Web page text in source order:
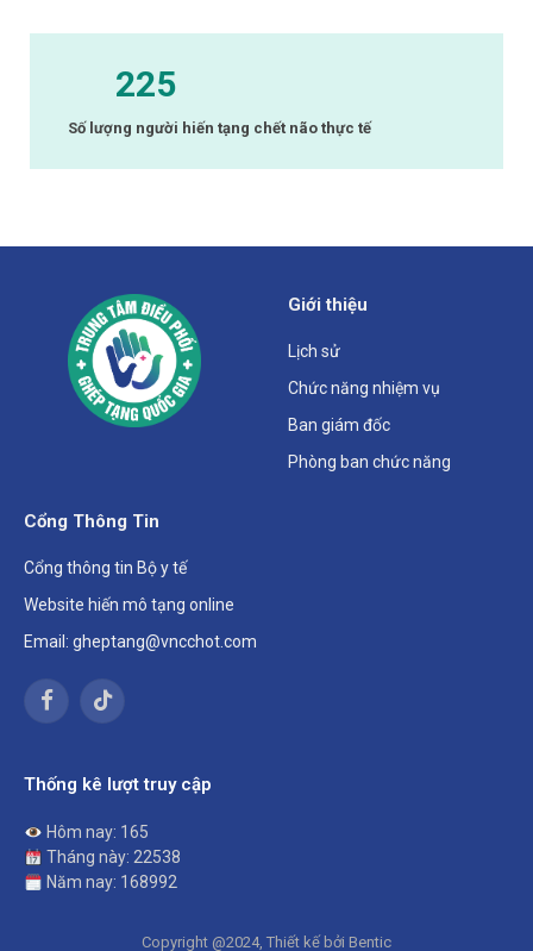
225
Số lượng người hiến tạng chết não thực tế
Giới thiệu
Lịch sử
Chức năng nhiệm vụ
Ban giám đốc
Phòng ban chức năng
Cổng Thông Tin
Cổng thông tin Bộ y tế
Website hiến mô tạng online
Email: gheptang@vncchot.com
FacebookTikTok
Thống kê lượt truy cập
Hôm nay: 165
Tháng này: 22538
Năm nay: 168992
Copyright @2024, Thiết kế bởi Bentic